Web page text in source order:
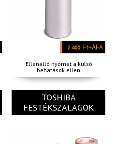
2 400 Ft+ÁFA
Ellenálló nyomat a külső
behatások ellen
TOSHIBA
FESTÉKSZALAGOK